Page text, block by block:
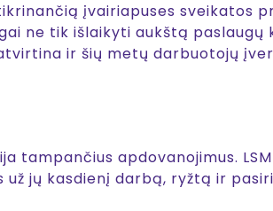
įvairiapuses sveikatos
ne tik išlaikyti aukštą paslaugų
ir šių metų darbuotojų
apdovanojimus.
jų kasdienį darbą, ryžtą ir